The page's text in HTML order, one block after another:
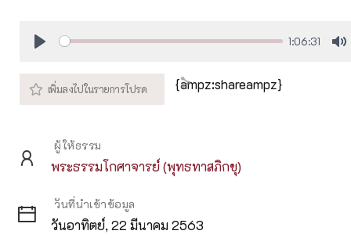
1:06:31
{ampz:shareampz}
ผู้ให้ธรรม
พระธรรมโกศาจารย์ (พุทธทาสภิกขุ)
วันที่นำเข้าข้อมูล
วันอาทิตย์, 22 มีนาคม 2563